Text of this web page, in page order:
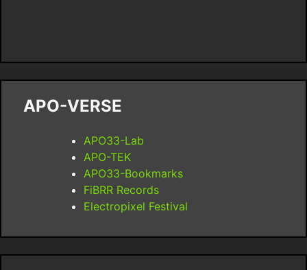
APO-VERSE
APO33-Lab
APO-TEK
APO33-Bookmarks
FiBRR Records
Electropixel Festival